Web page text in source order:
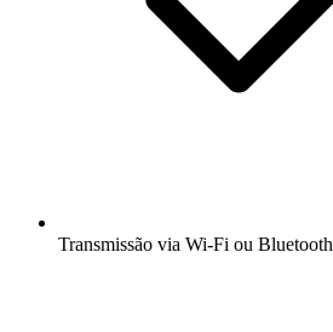
Transmissão via Wi-Fi ou Bluetooth